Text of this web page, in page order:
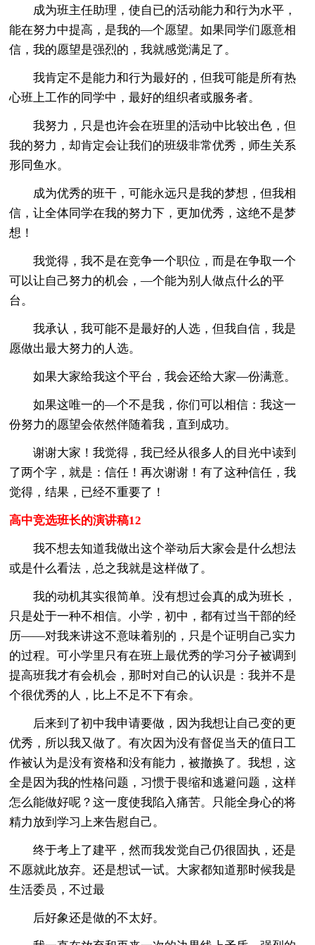
成为班主任助理，使自已的活动能力和行为水平，
能在努力中提高，是我的—个愿望。如果同学们愿意相
信，我的愿望是强烈的，我就感觉满足了。
我肯定不是能力和行为最好的，但我可能是所有热
心班上工作的同学中，最好的组织者或服务者。
我努力，只是也许会在班里的活动中比较出色，但
我的努力，却肯定会让我们的班级非常优秀，师生关系
形同鱼水。
成为优秀的班干，可能永远只是我的梦想，但我相
信，让全体同学在我的努力下，更加优秀，这绝不是梦
想！
我觉得，我不是在竞争一个职位，而是在争取一个
可以让自己努力的机会，—个能为别人做点什么的平
台。
我承认，我可能不是最好的人选，但我自信，我是
愿做出最大努力的人选。
如果大家给我这个平台，我会还给大家—份满意。
如果这唯一的—个不是我，你们可以相信：我这一
份努力的愿望会依然伴随着我，直到成功。
谢谢大家！我觉得，我已经从很多人的目光中读到
了两个字，就是：信任！再次谢谢！有了这种信任，我
觉得，结果，已经不重要了！
高中竞选班长的演讲稿12
我不想去知道我做出这个举动后大家会是什么想法
或是什么看法，总之我就是这样做了。
我的动机其实很简单。没有想过会真的成为班长，
只是处于一种不相信。小学，初中，都有过当干部的经
历——对我来讲这不意味着别的，只是个证明自己实力
的过程。可小学里只有在班上最优秀的学习分子被调到
提高班我才有会机会，那时对自己的认识是：我并不是
个很优秀的人，比上不足不下有余。
后来到了初中我申请要做，因为我想让自己变的更
优秀，所以我又做了。有次因为没有督促当天的值日工
作被认为是没有资格和没有能力，被撤换了。我想，这
全是因为我的性格问题，习惯于畏缩和逃避问题，这样
怎么能做好呢？这一度使我陷入痛苦。只能全身心的将
精力放到学习上来告慰自己。
终于考上了建平，然而我发觉自己仍很固执，还是
不愿就此放弃。还是想试一试。大家都知道那时候我是
生活委员，不过最
后好象还是做的不太好。